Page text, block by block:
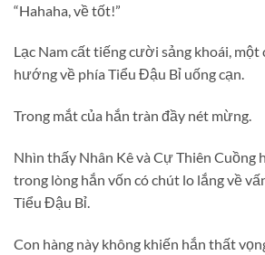
“Hahaha, về tốt!”
Lạc Nam cất tiếng cười sảng khoái, một
hướng về phía Tiểu Đậu Bỉ uống cạn.
Trong mắt của hắn tràn đầy nét mừng.
Nhìn thấy Nhân Kê và Cự Thiên Cuồng
trong lòng hắn vốn có chút lo lắng về
Tiểu Đậu Bỉ.
Con hàng này không khiến hắn thất